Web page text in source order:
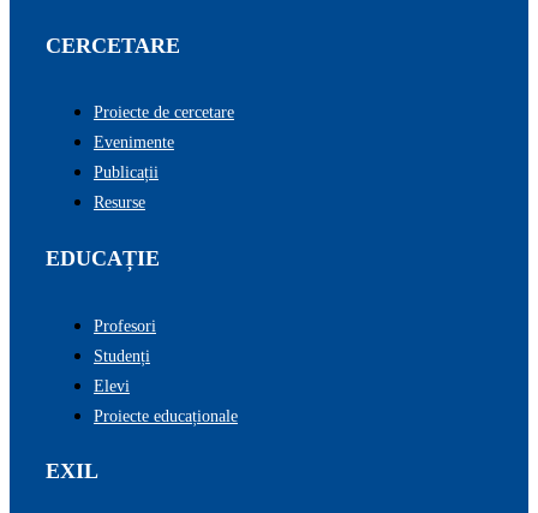
CERCETARE
Proiecte de cercetare
Evenimente
Publicații
Resurse
EDUCAȚIE
Profesori
Studenți
Elevi
Proiecte educaționale
EXIL